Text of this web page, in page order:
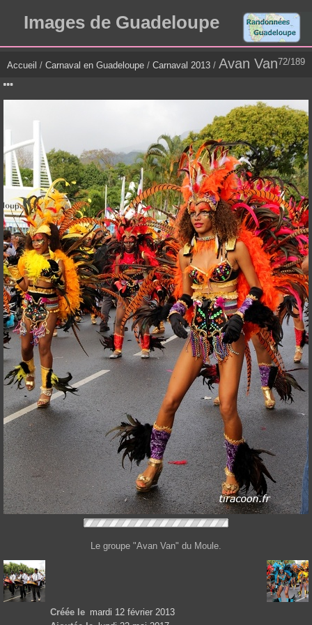
Images de Guadeloupe
72/189
Accueil / Carnaval en Guadeloupe / Carnaval 2013 / Avan Van
Le groupe "Avan Van" du Moule.
Créée le mardi 12 février 2013